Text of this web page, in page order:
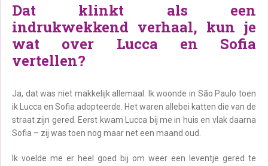
Dat klinkt als een
indrukwekkend verhaal, kun je
wat over Lucca en Sofia
vertellen?
Ja, dat was niet makkelijk allemaal. Ik woonde in São Paulo toen
ik Lucca en Sofia adopteerde. Het waren allebei katten die van de
straat zijn gered. Eerst kwam Lucca bij me in huis en vlak daarna
Sofia – zij was toen nog maar net een maand oud.
Ik voelde me er heel goed bij om weer een leventje gered te